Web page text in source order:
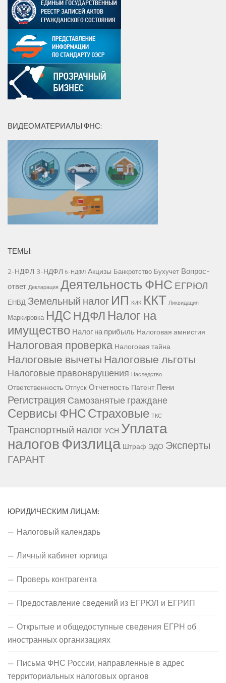
ВИДЕОМАТЕРИАЛЫ ФНС:
ТЕМЫ:
2-НДФЛ 3-НДФЛ 6-НДФЛ Акцизы Банкротство Бухучет Вопрос-
ответ Декларация Деятельность ФНС ЕГРЮЛ
ЕНВД Земельный налог ИП КИК ККТ Ликвидация
Маркировка НДС НДФЛ Налог на
имущество Налог на прибыль Налоговая амнистия
Налоговая проверка Налоговая тайна
Налоговые вычетыНалоговые льготы
Налоговые правонарушения Наследство
Ответственность Отпуск Отчетность Патент Пени
Регистрация Самозанятые граждане
Сервисы ФНССтраховые ТКС
Транспортный налогУСН Уплата
налоговФизлица Штраф ЭДО Эксперты
ГАРАНТ
ЮРИДИЧЕСКИМ ЛИЦАМ:
Налоговый календарь
Личный кабинет юрлица
Проверь контрагента
Предоставление сведений из ЕГРЮЛ и ЕГРИП
Открытые и общедоступные сведения ЕГРН об
иностранных организациях
Письма ФНС России, направленные в адрес
территориальных налоговых органов